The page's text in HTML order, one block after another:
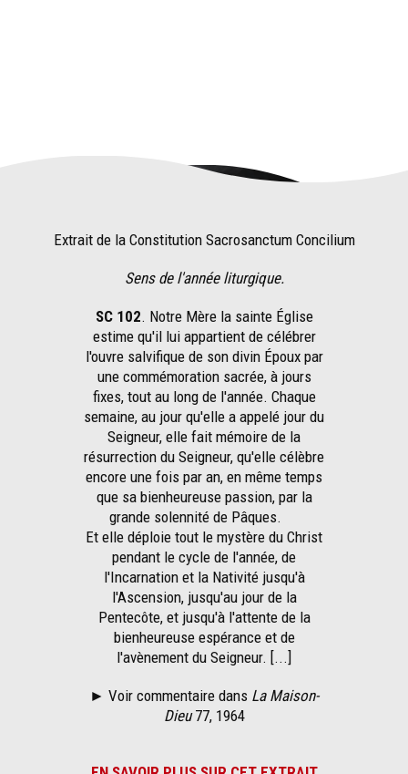
Extrait de la Constitution Sacrosanctum Concilium
Sens de l'année liturgique.
SC 102. Notre Mère la sainte Église
estime qu'il lui appartient de célébrer
l'ouvre salvifique de son divin Époux par
une commémoration sacrée, à jours
fixes, tout au long de l'année. Chaque
semaine, au jour qu'elle a appelé jour du
Seigneur, elle fait mémoire de la
résurrection du Seigneur, qu'elle célèbre
encore une fois par an, en même temps
que sa bienheureuse passion, par la
grande solennité de Pâques.
Et elle déploie tout le mystère du Christ
pendant le cycle de l'année, de
l'Incarnation et la Nativité jusqu'à
l'Ascension, jusqu'au jour de la
Pentecôte, et jusqu'à l'attente de la
bienheureuse espérance et de
l'avènement du Seigneur. [...]
► Voir commentaire dans La Maison-
Dieu77, 1964